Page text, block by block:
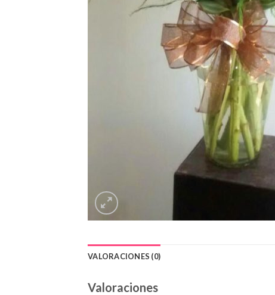
VALORACIONES (0)
Valoraciones